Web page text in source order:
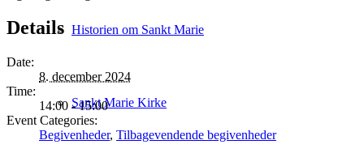
Historien om Sankt Marie
Sankt Marie Kirke
Details
Date:
8. december 2024
Time:
14:00 - 15:00
Event Categories:
Begivenheder, Tilbagevendende begivenheder